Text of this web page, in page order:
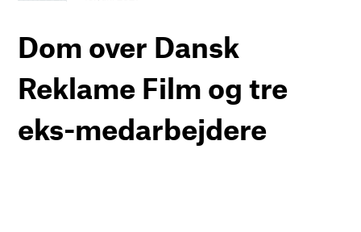
Dom over Dansk
Reklame Film og tre
eks-medarbejdere